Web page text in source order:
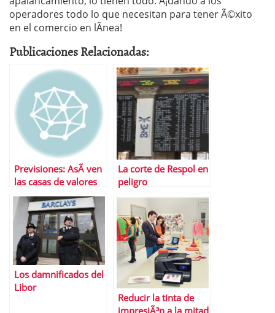
operadores todo lo que necesitan para tener Ã©xito
en el comercio en lÃ­nea!
Publicaciones Relacionadas:
Previsiones: AsÃ­ ven
las casas de valores
2011 (II)
La corte de Respol en
peligro
Los damnificados del
Libor
Reducir la tinta de